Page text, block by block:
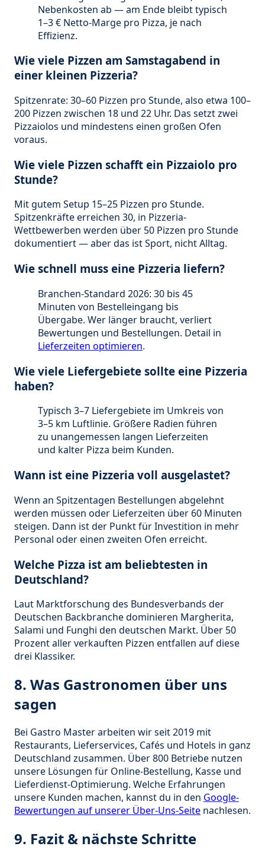
Nebenkosten ab — am Ende bleibt typisch
1–3 € Netto-Marge pro Pizza, je nach
Effizienz.
Wie viele Pizzen am Samstagabend in
einer kleinen Pizzeria?
Spitzenrate: 30–60 Pizzen pro Stunde, also etwa 100–
200 Pizzen zwischen 18 und 22 Uhr. Das setzt zwei
Pizzaiolos und mindestens einen großen Ofen
voraus.
Wie viele Pizzen schafft ein Pizzaiolo pro
Stunde?
Mit gutem Setup 15–25 Pizzen pro Stunde.
Spitzenkräfte erreichen 30, in Pizzeria-
Wettbewerben werden über 50 Pizzen pro Stunde
dokumentiert — aber das ist Sport, nicht Alltag.
Wie schnell muss eine Pizzeria liefern?
Branchen-Standard 2026: 30 bis 45
Minuten von Bestelleingang bis
Übergabe. Wer länger braucht, verliert
Bewertungen und Bestellungen. Detail in
Lieferzeiten optimieren.
Wie viele Liefergebiete sollte eine Pizzeria
haben?
Typisch 3–7 Liefergebiete im Umkreis von
3–5 km Luftlinie. Größere Radien führen
zu unangemessen langen Lieferzeiten
und kalter Pizza beim Kunden.
Wann ist eine Pizzeria voll ausgelastet?
Wenn an Spitzentagen Bestellungen abgelehnt
werden müssen oder Lieferzeiten über 60 Minuten
steigen. Dann ist der Punkt für Investition in mehr
Personal oder einen zweiten Ofen erreicht.
Welche Pizza ist am beliebtesten in
Deutschland?
Laut Marktforschung des Bundesverbands der
Deutschen Backbranche dominieren Margherita,
Salami und Funghi den deutschen Markt. Über 50
Prozent aller verkauften Pizzen entfallen auf diese
drei Klassiker.
8. Was Gastronomen über uns
sagen
Bei Gastro Master arbeiten wir seit 2019 mit
Restaurants, Lieferservices, Cafés und Hotels in ganz
Deutschland zusammen. Über 800 Betriebe nutzen
unsere Lösungen für Online-Bestellung, Kasse und
Lieferdienst-Optimierung. Welche Erfahrungen
unsere Kunden machen, kannst du in den Google-
Bewertungen auf unserer Über-Uns-Seite nachlesen.
9. Fazit & nächste Schritte